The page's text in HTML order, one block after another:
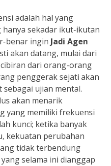
adalah hal yang
hanya sekadar ikut-ikutan
benar ingin Jadi Agen
akan datang, mulai dari
dari orang-orang
penggerak sejati akan
ujian mental.
akan menarik
yang memiliki frekuensi
kunci; ketika banyak
kekuatan perubahan
tidak terbendung
selama ini dianggap